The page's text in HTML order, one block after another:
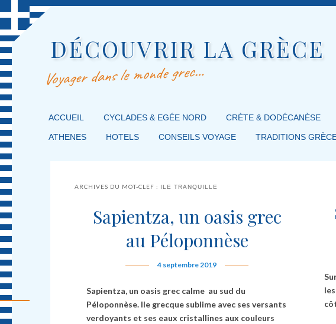
DÉCOUVRIR LA GRÈCE
Voyager dans le monde grec…
MENU PRINCIPAL
MASQUER LA NAVIGATION PRINCIPALE
MASQUER LA NAVIGATION SECONDAIRE
ACCUEIL CYCLADES & EGÉE NORD CRÈTE & DODÉCANÈSE
ATHENES HOTELS CONSEILS VOYAGE TRADITIONS
ARCHIVES DU MOT-CLEF : ILE TRANQUILLE
Sapientza, un oasis grec
au Péloponnèse
4 septembre 2019
Sapientza, un oasis grec calme au sud du
Péloponnèse. Ile grecque sublime avec ses versants
verdoyants et ses eaux cristallines aux couleurs